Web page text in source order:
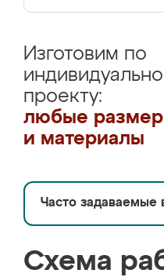
Изготовим по
проекту:
любые
и материалы
Часто задаваемые
Схема